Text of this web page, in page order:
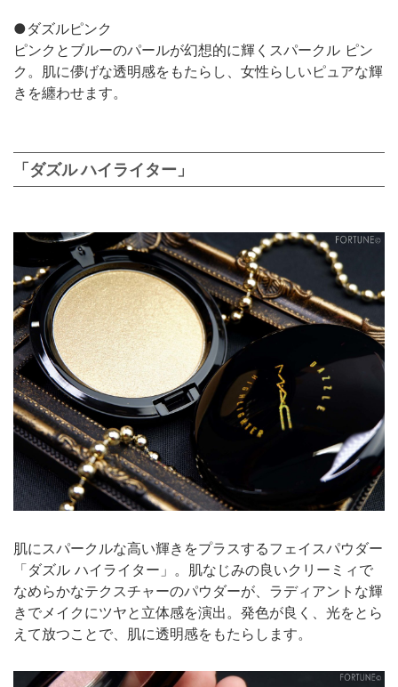
●ダズルピンク
ピンクとブルーのパールが幻想的に輝くスパークル ピン
ク。肌に儚げな透明感をもたらし、女性らしいピュアな輝
きを纏わせます。
「ダズル ハイライター」
肌にスパークルな高い輝きをプラスするフェイスパウダー
「ダズル ハイライター」。肌なじみの良いクリーミィで
なめらかなテクスチャーのパウダーが、ラディアントな輝
きでメイクにツヤと立体感を演出。発色が良く、光をとら
えて放つことで、肌に透明感をもたらします。